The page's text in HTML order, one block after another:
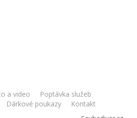
a video
Poptávka služeb
Dárkové poukazy
Kontakt